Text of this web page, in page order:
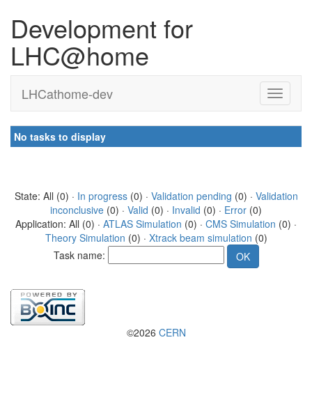
Development for
LHC@home
LHCathome-dev
No tasks to display
State: All (0) · In progress(0) · Validation pending (0) · Validation
inconclusive (0) · Valid (0) · Invalid (0) · Error (0)
Application: All (0) · ATLAS Simulation (0) · CMS Simulation (0) ·
Theory Simulation (0) · Xtrack beam simulation (0)
Task name:
©2026 CERN